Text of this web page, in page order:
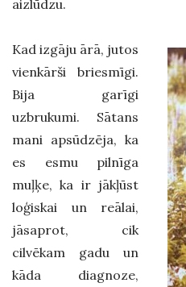
aizlūdzu.
Kad izgāju ārā, jutos
vienkārši briesmīgi.
Bija garīgi
uzbrukumi. Sātans
mani apsūdzēja, ka
es esmu pilnīga
muļķe, ka ir jākļūst
loģiskai un reālai,
jāsaprot, cik
cilvēkam gadu un
kāda diagnoze,